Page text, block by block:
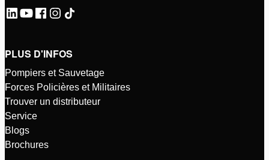
PLUS D'INFOS
Pompiers et Sauvetage
Forces Policières et Militaires
Trouver un distributeur
Service
Blogs
Brochures